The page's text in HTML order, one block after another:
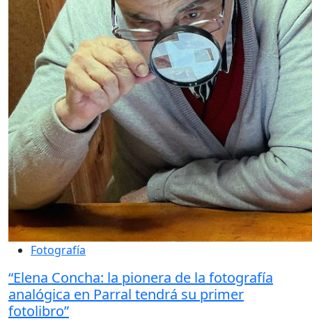
Fotografía
“Elena Concha: la pionera de la fotografía
analógica en Parral tendrá su primer
fotolibro”